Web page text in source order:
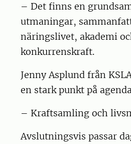
– Det finns en
utmaningar,
näringslivet, akademi
konkurrenskraft.
Jenny Asplund från
en stark punkt på
– Kraftsamling och
Avslutningsvis passar